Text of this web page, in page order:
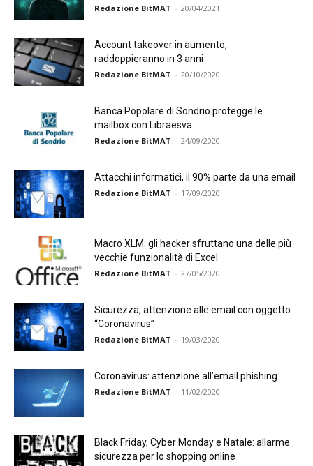
Redazione BitMAT - 20/04/2021
Account takeover in aumento,
raddoppieranno in 3 anni
Redazione BitMAT - 20/10/2020
Banca Popolare di Sondrio protegge le
mailbox con Libraesva
Redazione BitMAT - 24/09/2020
Attacchi informatici, il 90% parte da una email
Redazione BitMAT - 17/09/2020
Macro XLM: gli hacker sfruttano una delle più
vecchie funzionalità di Excel
Redazione BitMAT - 27/05/2020
Sicurezza, attenzione alle email con oggetto
“Coronavirus”
Redazione BitMAT - 19/03/2020
Coronavirus: attenzione all’email phishing
Redazione BitMAT - 11/02/2020
Black Friday, Cyber Monday e Natale: allarme
sicurezza per lo shopping online